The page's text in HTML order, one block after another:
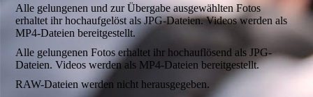
Alle gelungenen und zur Übergabe ausgewählten Fotos
erhaltet ihr hochaufgelöst als JPG-Dateien. Videos werden als
MP4-Dateien bereitgestellt.
Alle gelungenen Fotos erhaltet ihr hochauflösend als JPG-
Dateien. Videos werden als MP4-Dateien bereitgestellt.
RAW-Dateien werden nicht herausgegeben.